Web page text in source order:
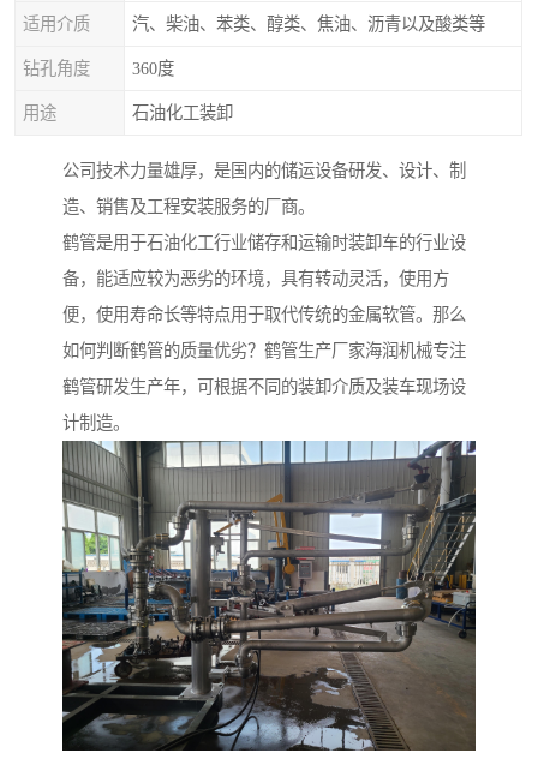
适用介质 汽、柴油、苯类、醇类、焦油、沥青以及酸类等
钻孔角度 360度
用途 石油化工装卸
公司技术力量雄厚，是国内的储运设备研发、设计、制
造、销售及工程安装服务的厂商。
鹤管是用于石油化工行业储存和运输时装卸车的行业设
备，能适应较为恶劣的环境，具有转动灵活，使用方
便，使用寿命长等特点用于取代传统的金属软管。那么
如何判断鹤管的质量优劣？鹤管生产厂家海润机械专注
鹤管研发生产年，可根据不同的装卸介质及装车现场设
计制造。